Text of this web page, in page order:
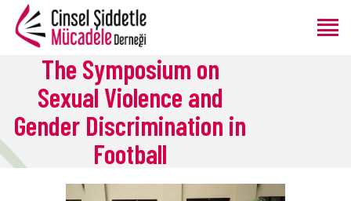
The Symposium on
Sexual Violence and
Gender Discrimination in
Football
ANASAYFA
HAKKIMIZDA
PROGRAMLAR
ÜRETIMLER
BLOG